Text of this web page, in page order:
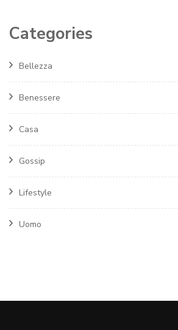
Categories
Bellezza
Benessere
Casa
Gossip
Lifestyle
Uomo